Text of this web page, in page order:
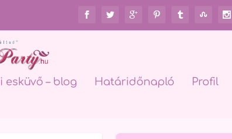
esküvő – blog Határidőnapló Profil